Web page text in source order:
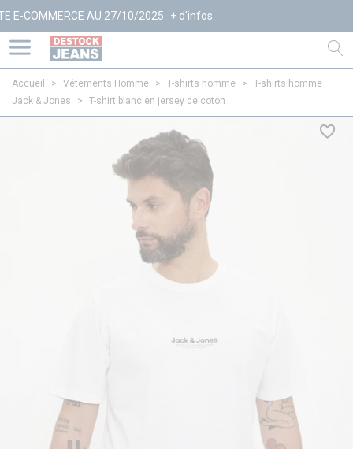
AU 27/10/2025 + d'infos
Accueil > Vêtements Homme > T-shirts homme >
T-shirts homme
Jack & Jones
> T-shirt blanc en jersey de coton